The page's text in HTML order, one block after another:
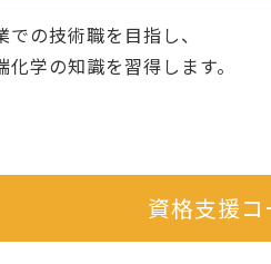
での技術職を目指し、
化学の知識を習得します。
資格支援コ